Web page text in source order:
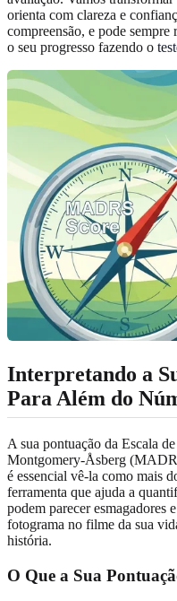
orienta com clareza e
compreensão, e pode
o seu progresso fazendo o
Interpretando a
Para Além do
A sua pontuação da Escala
Montgomery-Åsberg
é essencial vê-la como mais
ferramenta que ajuda a
podem parecer esmagadores
fotograma no filme da sua
história.
O Que a Sua